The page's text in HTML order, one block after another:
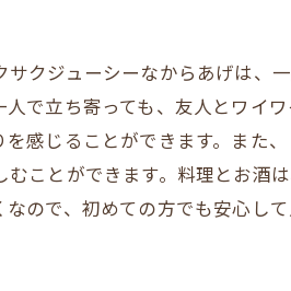
クジューシーなからあげは、
で立ち寄っても、友人とワイ
感じることができます。また
ことができます。料理とお酒
ので、初めての方でも安心し